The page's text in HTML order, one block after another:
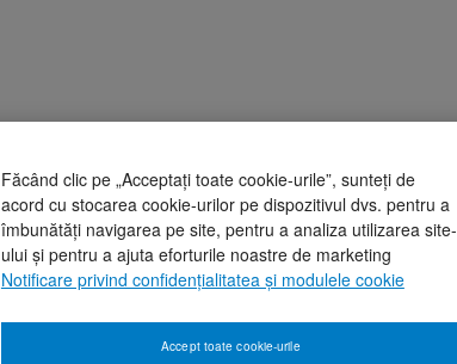
Făcând clic pe „Acceptați toate cookie-urile”, sunteți de
acord cu stocarea cookie-urilor pe dispozitivul dvs. pentru a
îmbunătăți navigarea pe site, pentru a analiza utilizarea site-
ului și pentru a ajuta eforturile noastre de marketing
Notificare privind confidențialitatea și modulele cookie
Accept toate cookie-urile